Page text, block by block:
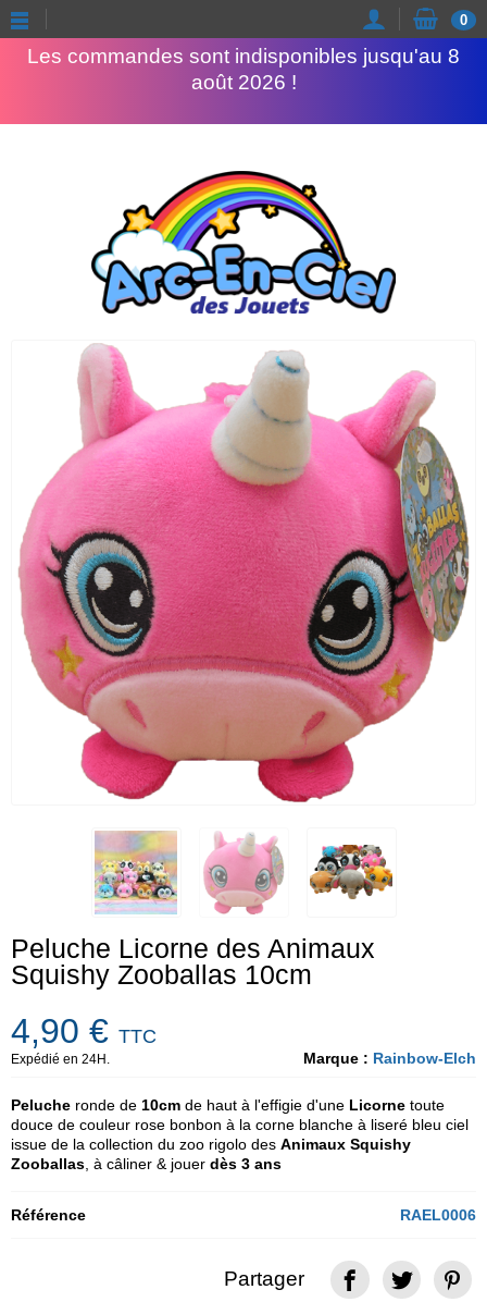
Les commandes sont indisponibles jusqu'au 8
août 2026 !
0
Peluche Licorne des Animaux
Squishy Zooballas 10cm
Marque : Rainbow-Elch
4,90 € TTC
Expédié en 24H.
Peluche ronde de 10cm de haut à l'effigie d'une Licorne toute
douce de couleur rose bonbon à la corne blanche à liseré bleu ciel
issue de la collection du zoo rigolo des Animaux Squishy
Zooballas , à câliner & jouer dès 3 ans
Référence RAEL0006
Partager